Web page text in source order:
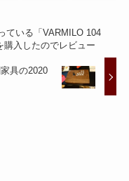
ている「VARMILO 104
購入したのでレビュー
具の2020